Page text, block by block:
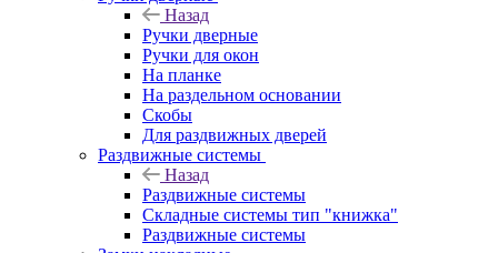
Назад
Ручки дверные
Ручки для окон
На планке
На раздельном основании
Скобы
Для раздвижных дверей
Раздвижные системы
Назад
Раздвижные системы
Складные системы тип "книжка"
Раздвижные системы